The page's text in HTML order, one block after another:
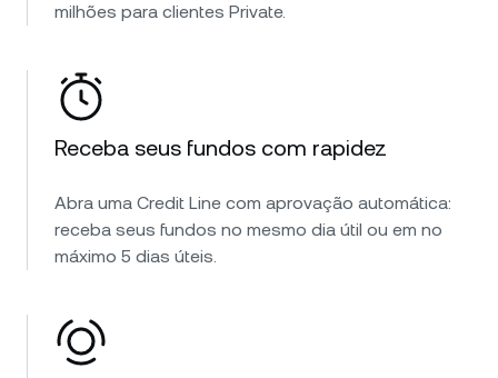
milhões para clientes Private.
Receba seus fundos com rapidez
Abra uma Credit Line com aprovação automática:
receba seus fundos no mesmo dia útil ou em no
máximo 5 dias úteis.